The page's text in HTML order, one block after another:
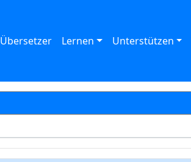
Übersetzer Lernen Unterstützen